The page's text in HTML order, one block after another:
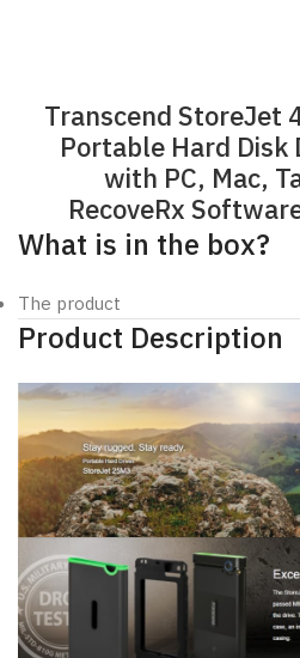
Transcend StoreJet
Portable Hard
with PC, Mac,
RecoveRx
What is in the box?
The product
Product Description